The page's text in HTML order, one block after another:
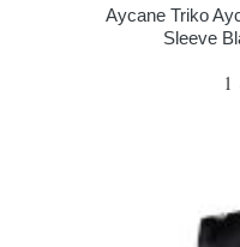
Aycane Triko
Sleeve
1